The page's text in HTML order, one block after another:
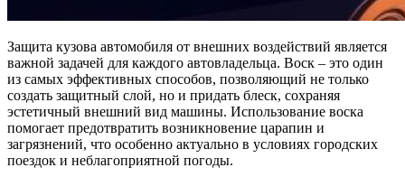
Защита кузова автомобиля от внешних воздействий является
важной задачей для каждого автовладельца. Воск – это один
из самых эффективных способов, позволяющий не только
создать защитный слой, но и придать блеск, сохраняя
эстетичный внешний вид машины. Использование воска
помогает предотвратить возникновение царапин и
загрязнений, что особенно актуально в условиях городских
поездок и неблагоприятной погоды.